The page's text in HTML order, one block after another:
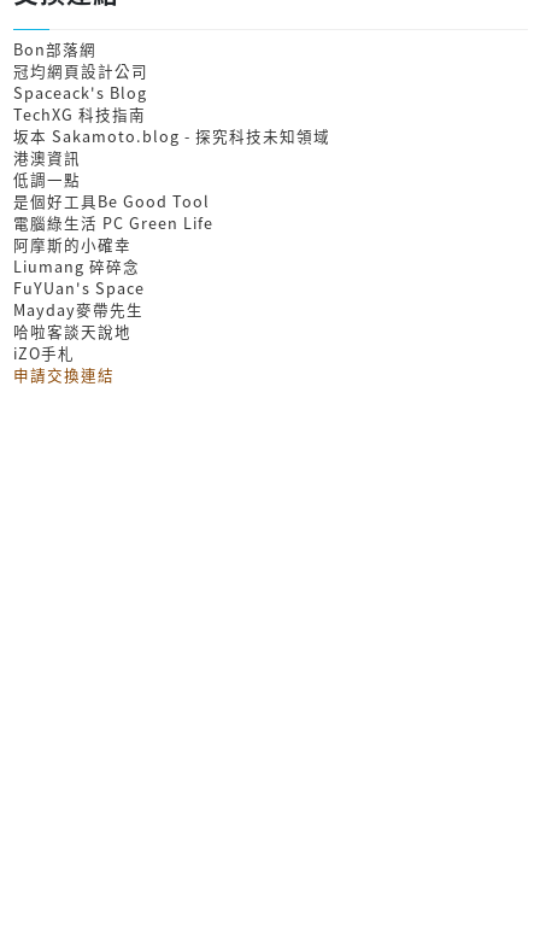
Bon部落網
冠均網頁設計公司
Spaceack's Blog
TechXG 科技指南
坂本 Sakamoto.blog - 探究科技未知領域
港澳資訊
低調一點
是個好工具Be Good Tool
電腦綠生活 PC Green Life
阿摩斯的小確幸
Liumang 碎碎念
FuYUan's Space
Mayday麥帶先生
哈啦客談天說地
iZO手札
申請交換連結